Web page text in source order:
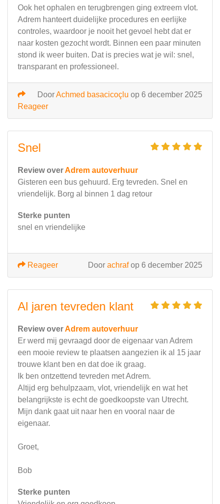
Ook het ophalen en terugbrengen ging extreem vlot.
Adrem hanteert duidelijke procedures en eerlijke
controles, waardoor je nooit het gevoel hebt dat er
naar kosten gezocht wordt. Binnen een paar minuten
stond ik weer buiten. Dat is precies wat je wil: snel,
transparant en professioneel.
DoorAchmed basacicoçlu op 6 december 2025
Reageer
Snel
Review overAdrem autoverhuur
Gisteren een bus gehuurd. Erg tevreden. Snel en
vriendelijk. Borg al binnen 1 dag retour
Sterke punten
snel en vriendelijke
Door achrafop 6 december 2025
Reageer
Al jaren tevreden klant
Review overAdrem autoverhuur
Er werd mij gevraagd door de eigenaar van Adrem
een mooie review te plaatsen aangezien ik al 15 jaar
trouwe klant ben en dat doe ik graag.
Ik ben ontzettend tevreden met Adrem.
Altijd erg behulpzaam, vlot, vriendelijk en wat het
belangrijkste is echt de goedkoopste van Utrecht.
Mijn dank gaat uit naar hen en vooral naar de
eigenaar.
Groet,
Bob
Sterke punten